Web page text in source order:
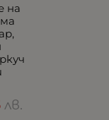
на
лв.